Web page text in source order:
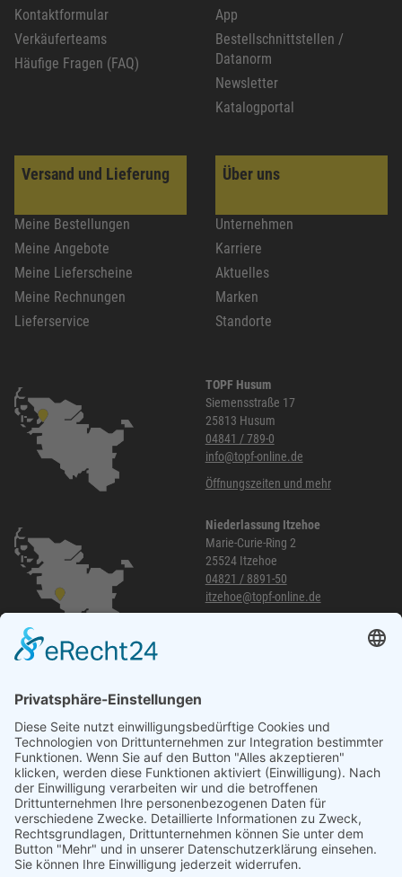
Kontaktformular
Verkäuferteams
Häufige Fragen (FAQ)
App
Bestellschnittstellen /
Datanorm
Newsletter
Katalogportal
Versand und Lieferung
Meine Bestellungen
Meine Angebote
Meine Lieferscheine
Meine Rechnungen
Lieferservice
Über uns
Unternehmen
Karriere
Aktuelles
Marken
Standorte
TOPF Husum
Siemensstraße 17
25813 Husum
04841 / 789-0
info@topf-online.de
Öffnungszeiten und mehr
Niederlassung Itzehoe
Marie-Curie-Ring 2
25524 Itzehoe
04821 / 8891-50
itzehoe@topf-online.de
040 / 21 04 04 04-04
glinde@topf-online.de
Öffnungszeiten und mehr